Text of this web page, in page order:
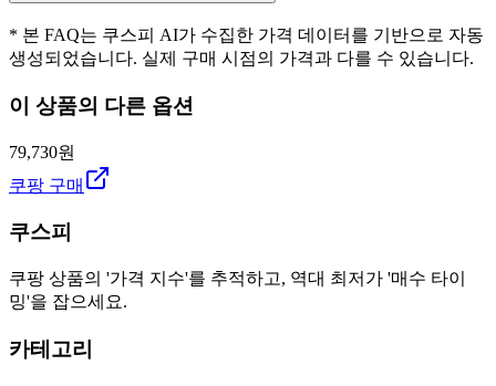
* 본 FAQ는 쿠스피 AI가 수집한 가격 데이터를 기반으로 자동
생성되었습니다. 실제 구매 시점의 가격과 다를 수 있습니다.
이 상품의 다른 옵션
79,730원
쿠팡 구매
쿠스피
쿠팡 상품의 '가격 지수'를 추적하고, 역대 최저가 '매수 타이
밍'을 잡으세요.
카테고리